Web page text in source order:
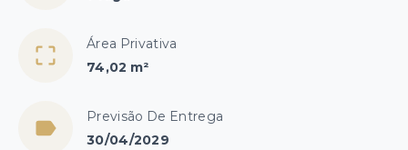
Área Privativa
74,02 m²
Previsão De Entrega
30/04/2029